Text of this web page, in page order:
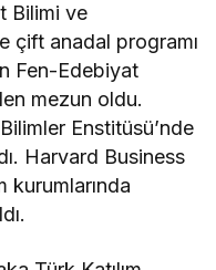
Bilimi ve
çift anadal programı
Fen-Edebiyat
mezun oldu.
Enstitüsü’nde
Harvard Business
kurumlarında